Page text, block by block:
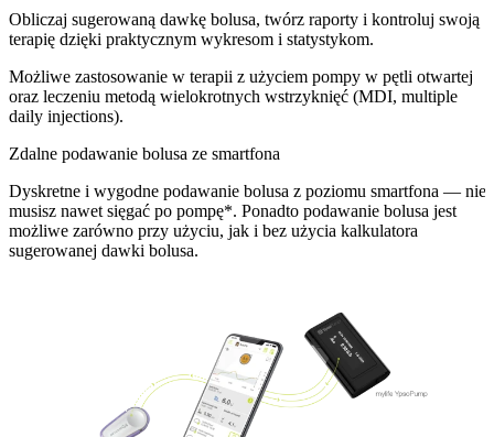
Obliczaj sugerowaną dawkę bolusa, twórz raporty i kontroluj swoją
terapię dzięki praktycznym wykresom i statystykom.
Możliwe zastosowanie w terapii z użyciem pompy w pętli otwartej
oraz leczeniu metodą wielokrotnych wstrzyknięć (MDI, multiple
daily injections).
Zdalne podawanie bolusa ze smartfona
Dyskretne i wygodne podawanie bolusa z poziomu smartfona — nie
musisz nawet sięgać po pompę*. Ponadto podawanie bolusa jest
możliwe zarówno przy użyciu, jak i bez użycia kalkulatora
sugerowanej dawki bolusa.